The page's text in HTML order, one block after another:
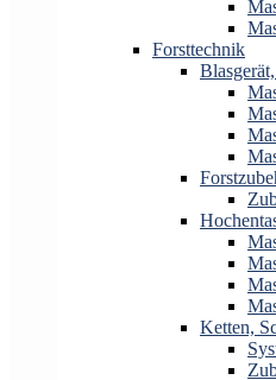
Forsttechnik
Ketten,